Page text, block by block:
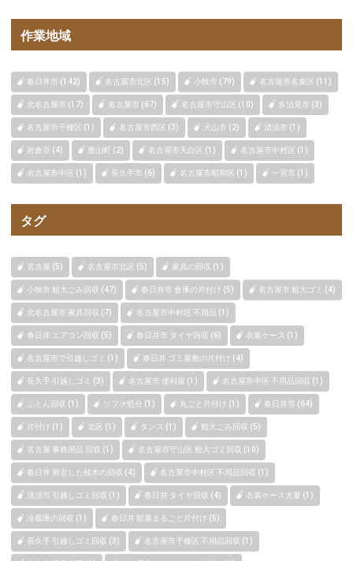
作業地域
春日井市 (142) 名古屋市北区 (15) 小牧市 (79) 名古屋市名東区 (11)
北名古屋市 (17) 名古屋市 (67) 名古屋市守山区 (10) 多治見市 (3)
名古屋市千種区 (1) 名古屋市西区 (3) 犬山市 (2) 清須市 (1)
岩倉市 (4) 豊山町 (2) 名古屋市天白区 (1) 名古屋市中村区 (1)
名古屋市中区 (1) 長久手市 (6) 名古屋市昭和区 (1) 一宮市 (1)
タグ
名古屋 (5) 名古屋市北区 (5) 家具の回収 (1)
小牧市 粗大ごみ回収 (47) 春日井市 倉庫の片付け (5) 名古屋市 粗大ゴミ (4)
北名古屋市 家具回収 (7) 名古屋市中村区 不用品 (1)
春日井 エアコン回収 (5) 春日井市 タイヤ回収 (6) 衣装ケース (1)
名古屋市で引越しゴミ (1) 春日井 ゴミ屋敷の片付け (4)
長久手 引越しゴミ (3) 名古屋市 便利屋 (1) 名古屋市中区 不用品回収 (1)
ふとん回収 (1) ソファ処分 (1) 丸ごと片付け (1) 春日井市 (64)
片付け (1) 北区 (1) タンス (1) 粗大ごみ回収 (5)
名古屋 事務用品 回収 (1) 名古屋市守山区 粗大ゴミ回収 (10)
春日井 剪定した枝木の回収 (4) 名古屋市中村区 不用品回収 (1)
清須市 引越しゴミ回収 (1) 春日井 タイヤ回収 (4) 衣装ケース大量 (1)
冷蔵庫の回収 (1) 春日井 部屋まるごと片付け (5)
長久手 引越しゴミ回収 (3) 名古屋市千種区 不用品回収 (1)